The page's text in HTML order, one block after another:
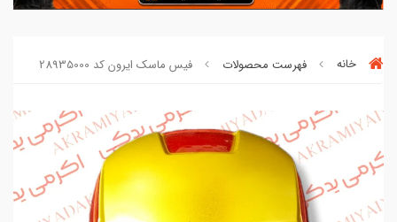
خانه فهرست محصولات فیس ماسک ایرون کد 28935000